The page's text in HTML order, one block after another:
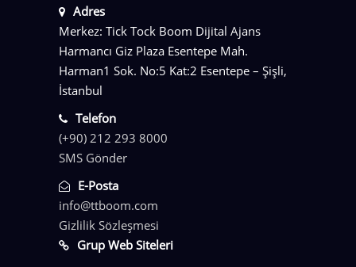
Adres
Merkez: Tick Tock Boom Dijital Ajans
Harmancı Giz Plaza Esentepe Mah.
Harman1 Sok. No:5 Kat:2 Esentepe – Şişli,
İstanbul
Telefon
(+90) 212 293 8000
SMS Gönder
E-Posta
info@ttboom.com
Gizlilik Sözleşmesi
Grup Web Siteleri